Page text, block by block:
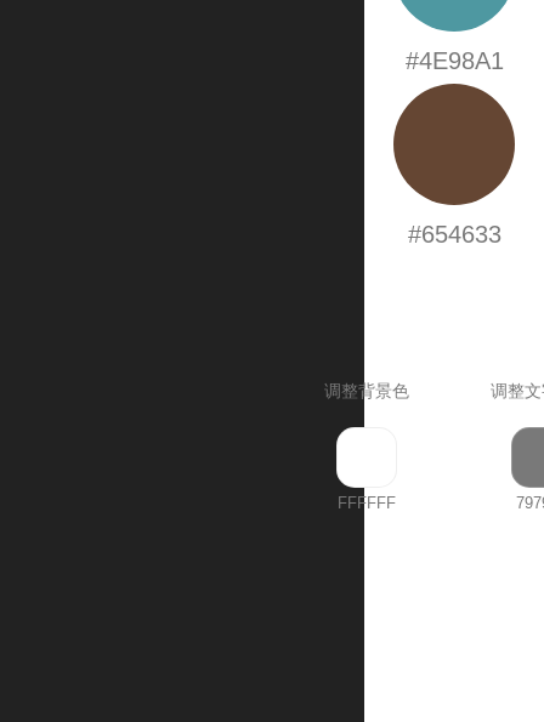
#4E98A1
#654633
调整背景色 调整